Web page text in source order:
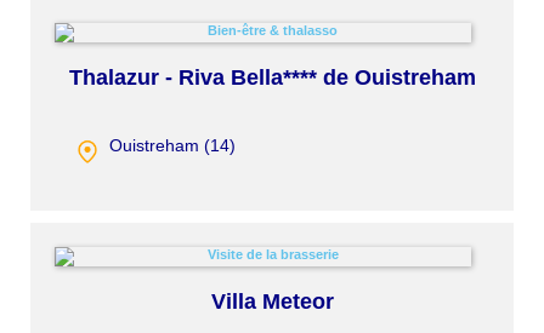
Thalazur - Riva Bella**** de Ouistreham
Ouistreham (14)
Villa Meteor